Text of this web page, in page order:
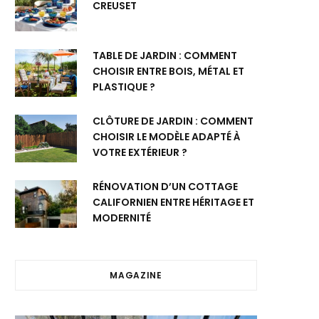
CREUSET
TABLE DE JARDIN : COMMENT
CHOISIR ENTRE BOIS, MÉTAL ET
PLASTIQUE ?
CLÔTURE DE JARDIN : COMMENT
CHOISIR LE MODÈLE ADAPTÉ À
VOTRE EXTÉRIEUR ?
RÉNOVATION D’UN COTTAGE
CALIFORNIEN ENTRE HÉRITAGE ET
MODERNITÉ
MAGAZINE